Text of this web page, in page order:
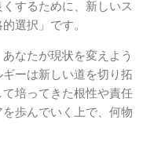
するために、新しいス
選択」です。
なたが現状を変えよう
ーは新しい道を切り拓
培ってきた根性や責任
歩んでいく上で、何物